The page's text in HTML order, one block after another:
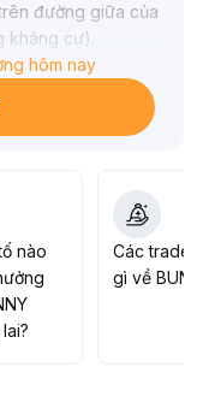
đường giữa của
kháng cự)
vị thế từng
trong ngắn hạn
gần đây, nếu xảy
chính sách để
rủi ro giảm sâu
hôm nay
nào
Các trader
gì về